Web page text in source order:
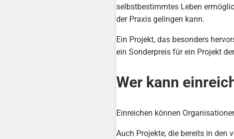
selbstbestimmtes Leben
der Praxis gelingen kann.
Ein Projekt, das besonders
ein Sonderpreis für ein Projekt
Wer kann
Einreichen können
Auch Projekte, die bereits in den